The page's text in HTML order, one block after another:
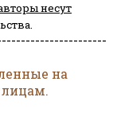
несут
на
лицам.